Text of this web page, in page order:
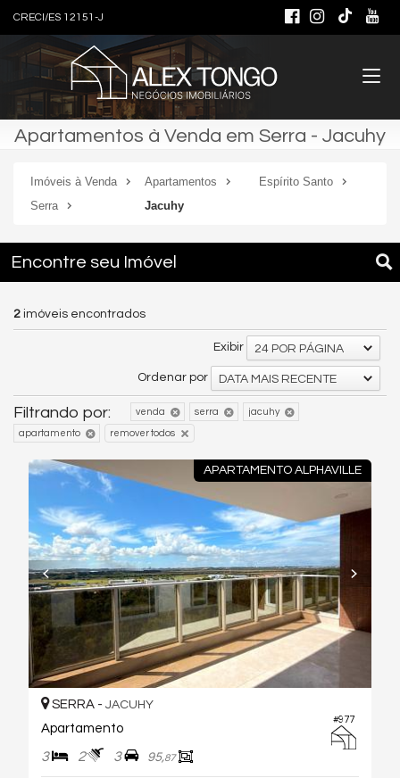
CRECI/ES 12151-J
Apartamentos à Venda em Serra - Jacuhy
Imóveis à Venda Apartamentos
Espírito Santo
Serra
Jacuhy
Encontre seu Imóvel
2 imóveis encontrados
Exibir 24 POR PÁGINA
Ordenar por DATA MAIS RECENTE
Filtrando por: venda serra jacuhy
apartamento remover todos
APARTAMENTO ALPHAVILLE
#977
SERRA - JACUHY
Apartamento
3 2 3 95,87